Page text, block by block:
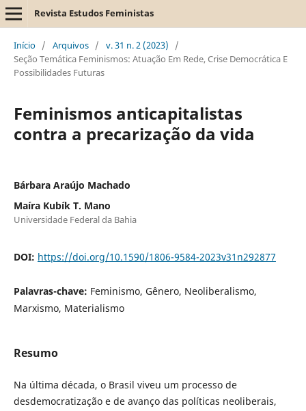
Revista Estudos Feministas
Início / Arquivos / v. 31 n. 2 (2023)
/
Seção Temática Feminismos: Atuação Em Rede, Crise Democrática E
Possibilidades Futuras
Feminismos anticapitalistas
contra a precarização da vida
Bárbara Araújo Machado
Maíra Kubík T. Mano
Universidade Federal da Bahia
DOI: https://doi.org/10.1590/1806-9584-2023v31n292877
Palavras-chave: Feminismo, Gênero, Neoliberalismo,
Marxismo, Materialismo
Resumo
Na última década, o Brasil viveu um processo de
desdemocratização e de avanço das políticas neoliberais,